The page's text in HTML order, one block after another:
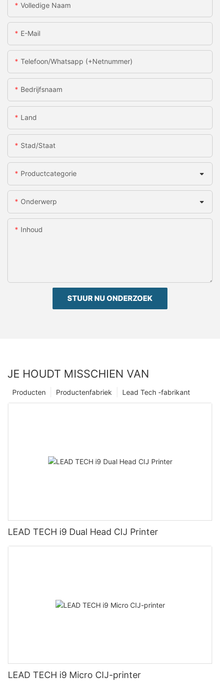
Volledige Naam
E-Mail
Telefoon/whatsapp (+netnummer)
Bedrijfsnaam
Land
Stad/staat
Productcategorie
Onderwerp
Inhoud
STUUR NU ONDERZOEK
JE HOUDT MISSCHIEN VAN
Lead Tech -fabrikant
Productenfabriek
Producten
LEAD TECH i9 Dual Head CIJ Printer
LEAD TECH i9 Micro CIJ-printer